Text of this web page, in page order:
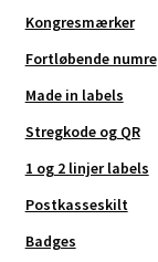
Kongresmærker
Fortløbende numre
Made in labels
Stregkode og QR
1 og 2 linjer labels
Postkasseskilt
Badges